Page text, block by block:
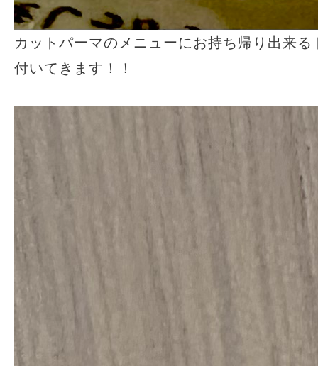
カットパーマのメニューにお持ち帰り出来
付いてきます！！